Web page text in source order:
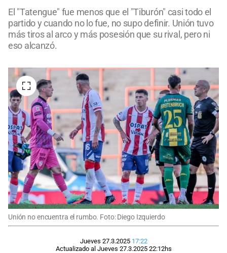
El "Tatengue" fue menos que el "Tiburón" casi todo el
partido y cuando no lo fue, no supo definir. Unión tuvo
más tiros al arco y más posesión que su rival, pero ni
eso alcanzó.
Unión no encuentra el rumbo. Foto: Diego Izquierdo
Jueves 27.3.2025 17:22
Actualizado al Jueves 27.3.2025 22:12hs